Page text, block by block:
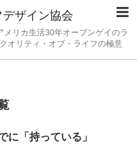
ザイン協会
メリカ生活30年オープンゲイのラ
オリティ・オブ・ライフの極意
に「持っている」